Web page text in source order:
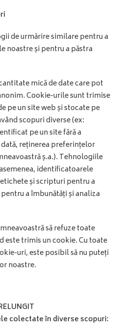
de urmărire similare pentru a
noastre și pentru a păstra
mică de date care pot
Cookie-urile sunt trimise
pe un site web și stocate pe
scopuri diverse (ex:
pe un site fără a
reținerea preferințelor
ș.a.). Tehnologiile
identificatoarele
și scripturi pentru a
a îmbunătăți și analiza
să refuze toate
este trimis un cookie. Cu toate
uri, este posibil să nu puteți
noastre.
colectate în diverse scopuri: